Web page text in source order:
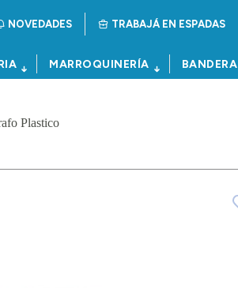
NOVEDADES TRABAJÁ EN ESPADAS
MARROQUINERÍA
Plastico